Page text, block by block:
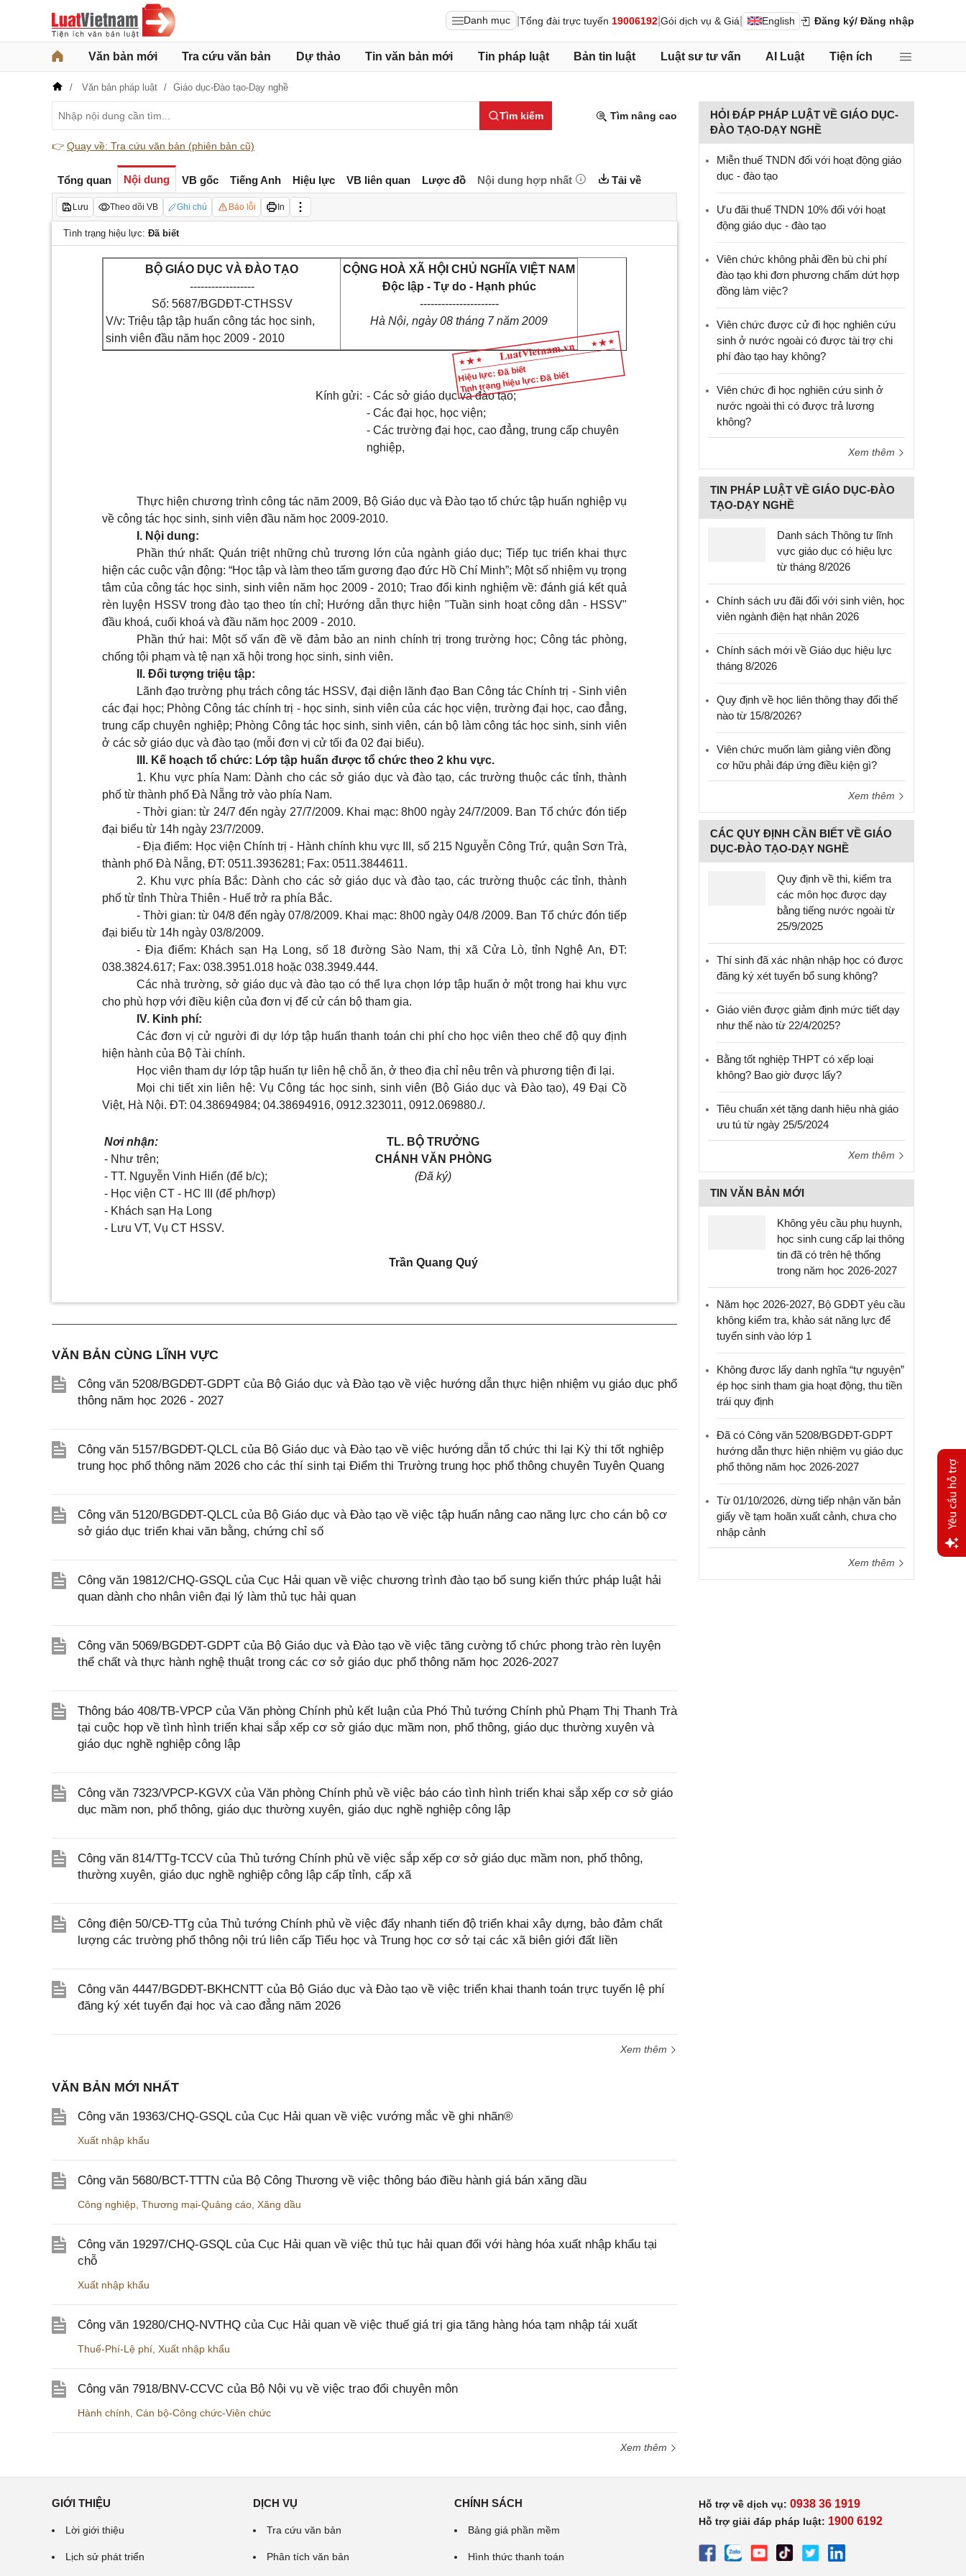
Danh mục Tổng đài trực tuyến 19006192 Gói dịch vụ & Giá English Đăng ký/ Đăng nhập
Văn bản mới Tra cứu văn bản Dự thảo Tin văn bản mới Tin pháp luật Bản tin luật Luật sư tư vấn AI Luật Tiện ích
Văn bản pháp luật Giáo dục-Đào tạo-Dạy nghề
Tìm kiếm Tìm nâng cao
👉 Quay về: Tra cứu văn bản (phiên bản cũ)
Tổng quan Nội dung VB gốc Tiếng Anh Hiệu lực VB liên quan Lược đồ Nội dung hợp nhất Tải về
Lưu Theo dõi VB Ghi chú Báo lỗi In
Tình trạng hiệu lực: Đã biết
Hiệu lực: Đã biết
Tình trạng hiệu lực: Đã biết
BỘ GIÁO DỤC VÀ ĐÀO TẠO
------------------
Số: 5687/BGDĐT-CTHSSV
V/v: Triệu tập tập huấn công tác học sinh,
sinh viên đầu năm học 2009 - 2010
CỘNG HOÀ XÃ HỘI CHỦ NGHĨA VIỆT NAM
Độc lập - Tự do - Hạnh phúc
----------------------
Hà Nội, ngày 08 tháng 7 năm 2009
Kính gửi: - Các sở giáo dục và đào tạo;
- Các đại học, học viện;
- Các trường đại học, cao đẳng, trung cấp chuyên
nghiệp,
Thực hiện chương trình công tác năm 2009, Bộ Giáo dục và Đào tạo tổ chức tập huấn nghiệp vụ
về công tác học sinh, sinh viên đầu năm học 2009-2010.
I. Nội dung:
Phần thứ nhất: Quán triệt những chủ trương lớn của ngành giáo dục; Tiếp tục triển khai thực
hiện các cuộc vận động: “Học tập và làm theo tấm gương đạo đức Hồ Chí Minh”; Một số nhiệm vụ trọng
tâm của công tác học sinh, sinh viên năm học 2009 - 2010; Trao đổi kinh nghiệm về: đánh giá kết quả
rèn luyện HSSV trong đào tạo theo tín chỉ; Hướng dẫn thực hiện "Tuần sinh hoạt công dân - HSSV"
đầu khoá, cuối khoá và đầu năm học 2009 - 2010.
Phần thứ hai: Một số vấn đề về đảm bảo an ninh chính trị trong trường học; Công tác phòng,
chống tội phạm và tệ nạn xã hội trong học sinh, sinh viên.
II. Đối tượng triệu tập:
Lãnh đạo trường phụ trách công tác HSSV, đại diện lãnh đạo Ban Công tác Chính trị - Sinh viên
các đại học; Phòng Công tác chính trị - học sinh, sinh viên của các học viện, trường đại học, cao đẳng,
trung cấp chuyên nghiệp; Phòng Công tác học sinh, sinh viên, cán bộ làm công tác học sinh, sinh viên
ở các sở giáo dục và đào tạo (mỗi đơn vị cử tối đa 02 đại biểu).
III. Kế hoạch tổ chức: Lớp tập huấn được tổ chức theo 2 khu vực.
1. Khu vực phía Nam: Dành cho các sở giáo dục và đào tạo, các trường thuộc các tỉnh, thành
phố từ thành phố Đà Nẵng trở vào phía Nam.
- Thời gian: từ 24/7 đến ngày 27/7/2009. Khai mạc: 8h00 ngày 24/7/2009. Ban Tổ chức đón tiếp
đại biểu từ 14h ngày 23/7/2009.
- Địa điểm: Học viện Chính trị - Hành chính khu vực III, số 215 Nguyễn Công Trứ, quận Sơn Trà,
thành phố Đà Nẵng, ĐT: 0511.3936281; Fax: 0511.3844611.
2. Khu vực phía Bắc: Dành cho các sở giáo dục và đào tạo, các trường thuộc các tỉnh, thành
phố từ tỉnh Thừa Thiên - Huế trở ra phía Bắc.
- Thời gian: từ 04/8 đến ngày 07/8/2009. Khai mạc: 8h00 ngày 04/8 /2009. Ban Tổ chức đón tiếp
đại biểu từ 14h ngày 03/8/2009.
- Địa điểm: Khách sạn Hạ Long, số 18 đường Sào Nam, thị xã Cửa Lò, tỉnh Nghệ An, ĐT:
038.3824.617; Fax: 038.3951.018 hoặc 038.3949.444.
Các nhà trường, sở giáo dục và đào tạo có thể lựa chọn lớp tập huấn ở một trong hai khu vực
cho phù hợp với điều kiện của đơn vị để cử cán bộ tham gia.
IV. Kinh phí:
Các đơn vị cử người đi dự lớp tập huấn thanh toán chi phí cho học viên theo chế độ quy định
hiện hành của Bộ Tài chính.
Học viên tham dự lớp tập huấn tự liên hệ chỗ ăn, ở theo địa chỉ nêu trên và phương tiện đi lại.
Mọi chi tiết xin liên hệ: Vụ Công tác học sinh, sinh viên (Bộ Giáo dục và Đào tạo), 49 Đại Cồ
Việt, Hà Nội. ĐT: 04.38694984; 04.38694916, 0912.323011, 0912.069880./.
Nơi nhận:
- Như trên;
- TT. Nguyễn Vinh Hiển (để b/c);
- Học viện CT - HC III (để ph/hợp)
- Khách sạn Hạ Long
- Lưu VT, Vụ CT HSSV.
TL. BỘ TRƯỞNG
CHÁNH VĂN PHÒNG
(Đã ký)
Trần Quang Quý
VĂN BẢN CÙNG LĨNH VỰC
Công văn 5208/BGDĐT-GDPT của Bộ Giáo dục và Đào tạo về việc hướng dẫn thực hiện nhiệm vụ giáo dục phổ
thông năm học 2026 - 2027
Công văn 5157/BGDĐT-QLCL của Bộ Giáo dục và Đào tạo về việc hướng dẫn tổ chức thi lại Kỳ thi tốt nghiệp
trung học phổ thông năm 2026 cho các thí sinh tại Điểm thi Trường trung học phổ thông chuyên Tuyên Quang
Công văn 5120/BGDĐT-QLCL của Bộ Giáo dục và Đào tạo về việc tập huấn nâng cao năng lực cho cán bộ cơ
sở giáo dục triển khai văn bằng, chứng chỉ số
Công văn 19812/CHQ-GSQL của Cục Hải quan về việc chương trình đào tạo bổ sung kiến thức pháp luật hải
quan dành cho nhân viên đại lý làm thủ tục hải quan
Công văn 5069/BGDĐT-GDPT của Bộ Giáo dục và Đào tạo về việc tăng cường tổ chức phong trào rèn luyện
thể chất và thực hành nghệ thuật trong các cơ sở giáo dục phổ thông năm học 2026-2027
Thông báo 408/TB-VPCP của Văn phòng Chính phủ kết luận của Phó Thủ tướng Chính phủ Phạm Thị Thanh Trà
tại cuộc họp về tình hình triển khai sắp xếp cơ sở giáo dục mầm non, phổ thông, giáo dục thường xuyên và
giáo dục nghề nghiệp công lập
Công văn 7323/VPCP-KGVX của Văn phòng Chính phủ về việc báo cáo tình hình triển khai sắp xếp cơ sở giáo
dục mầm non, phổ thông, giáo dục thường xuyên, giáo dục nghề nghiệp công lập
Công văn 814/TTg-TCCV của Thủ tướng Chính phủ về việc sắp xếp cơ sở giáo dục mầm non, phổ thông,
thường xuyên, giáo dục nghề nghiệp công lập cấp tỉnh, cấp xã
Công điện 50/CĐ-TTg của Thủ tướng Chính phủ về việc đẩy nhanh tiến độ triển khai xây dựng, bảo đảm chất
lượng các trường phổ thông nội trú liên cấp Tiểu học và Trung học cơ sở tại các xã biên giới đất liền
Công văn 4447/BGDĐT-BKHCNTT của Bộ Giáo dục và Đào tạo về việc triển khai thanh toán trực tuyến lệ phí
đăng ký xét tuyển đại học và cao đẳng năm 2026
Xem thêm
VĂN BẢN MỚI NHẤT
Công văn 19363/CHQ-GSQL của Cục Hải quan về việc vướng mắc về ghi nhãn®
Xuất nhập khẩu
Công văn 5680/BCT-TTTN của Bộ Công Thương về việc thông báo điều hành giá bán xăng dầu
Công nghiệp Thương mại-Quảng cáo Xăng dầu
Công văn 19297/CHQ-GSQL của Cục Hải quan về việc thủ tục hải quan đối với hàng hóa xuất nhập khẩu tại
chỗ
Xuất nhập khẩu
Công văn 19280/CHQ-NVTHQ của Cục Hải quan về việc thuế giá trị gia tăng hàng hóa tạm nhập tái xuất
Thuế-Phí-Lệ phí Xuất nhập khẩu
Công văn 7918/BNV-CCVC của Bộ Nội vụ về việc trao đổi chuyên môn
Hành chính Cán bộ-Công chức-Viên chức
Xem thêm
HỎI ĐÁP PHÁP LUẬT VỀ GIÁO DỤC-
ĐÀO TẠO-DẠY NGHỀ
Miễn thuế TNDN đối với hoạt động giáo
dục - đào tạo
Ưu đãi thuế TNDN 10% đối với hoạt
động giáo dục - đào tạo
Viên chức không phải đền bù chi phí
đào tạo khi đơn phương chấm dứt hợp
đồng làm việc?
Viên chức được cử đi học nghiên cứu
sinh ở nước ngoài có được tài trợ chi
phí đào tạo hay không?
Viên chức đi học nghiên cứu sinh ở
nước ngoài thì có được trả lương
không?
Xem thêm
TIN PHÁP LUẬT VỀ GIÁO DỤC-ĐÀO
TẠO-DẠY NGHỀ
Danh sách Thông tư lĩnh
vực giáo dục có hiệu lực
từ tháng 8/2026
Chính sách ưu đãi đối với sinh viên, học
viên ngành điện hạt nhân 2026
Chính sách mới về Giáo dục hiệu lực
tháng 8/2026
Quy định về học liên thông thay đổi thế
nào từ 15/8/2026?
Viên chức muốn làm giảng viên đồng
cơ hữu phải đáp ứng điều kiện gì?
Xem thêm
CÁC QUY ĐỊNH CẦN BIẾT VỀ GIÁO
DỤC-ĐÀO TẠO-DẠY NGHỀ
Quy định về thi, kiểm tra
các môn học được dạy
bằng tiếng nước ngoài từ
25/9/2025
Thí sinh đã xác nhận nhập học có được
đăng ký xét tuyển bổ sung không?
Giáo viên được giảm định mức tiết dạy
như thế nào từ 22/4/2025?
Bằng tốt nghiệp THPT có xếp loại
không? Bao giờ được lấy?
Tiêu chuẩn xét tặng danh hiệu nhà giáo
ưu tú từ ngày 25/5/2024
Xem thêm
TIN VĂN BẢN MỚI
Không yêu cầu phụ huynh,
học sinh cung cấp lại thông
tin đã có trên hệ thống
trong năm học 2026-2027
Năm học 2026-2027, Bộ GDĐT yêu cầu
không kiểm tra, khảo sát năng lực để
tuyển sinh vào lớp 1
Không được lấy danh nghĩa “tự nguyện”
ép học sinh tham gia hoạt động, thu tiền
trái quy định
Đã có Công văn 5208/BGDĐT-GDPT
hướng dẫn thực hiện nhiệm vụ giáo dục
phổ thông năm học 2026-2027
Từ 01/10/2026, dừng tiếp nhận văn bản
giấy về tạm hoãn xuất cảnh, chưa cho
nhập cảnh
Xem thêm
GIỚI THIỆU
Lời giới thiệu
Lịch sử phát triển
DỊCH VỤ
Tra cứu văn bản
Phân tích văn bản
CHÍNH SÁCH
Bảng giá phần mềm
Hình thức thanh toán
Hỗ trợ về dịch vụ: 0938 36 1919
Hỗ trợ giải đáp pháp luật: 1900 6192